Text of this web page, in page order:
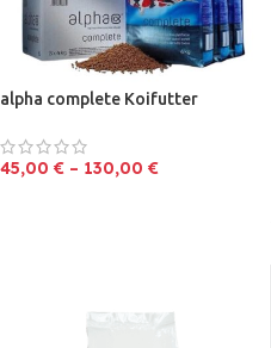
alpha complete Koifutter
45,00 € – 130,00 €